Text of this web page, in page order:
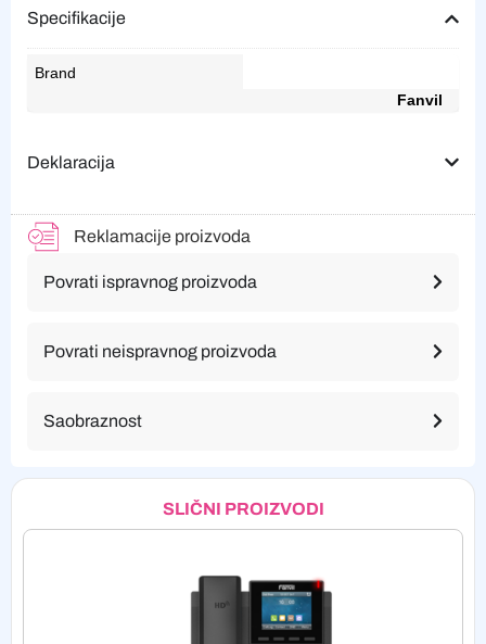
Specifikacije
Brand
Fanvil
Deklaracija
Reklamacije proizvoda
Povrati ispravnog proizvoda
Povrati neispravnog proizvoda
Saobraznost
SLIČNI PROIZVODI